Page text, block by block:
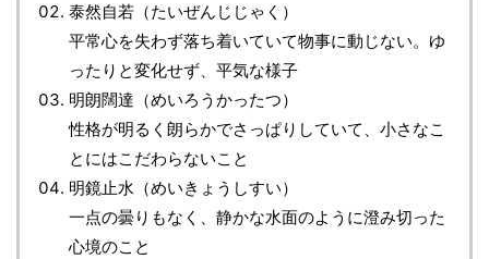
泰然自若（たいぜんじじゃく）
平常心を失わず落ち着いていて物事に動じない。ゆ
ったりと変化せず、平気な様子
明朗闊達（めいろうかったつ）
性格が明るく朗らかでさっぱりしていて、小さなこ
とにはこだわらないこと
明鏡止水（めいきょうしすい）
一点の曇りもなく、静かな水面のように澄み切った
心境のこと